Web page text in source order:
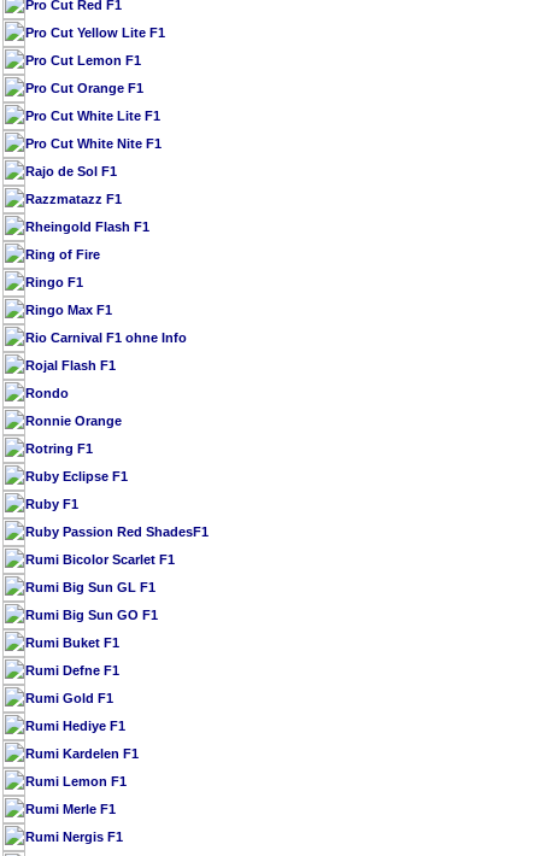
Pro Cut Red F1
Pro Cut Yellow Lite F1
Pro Cut Lemon F1
Pro Cut Orange F1
Pro Cut White Lite F1
Pro Cut White Nite F1
Rajo de Sol F1
Razzmatazz F1
Rheingold Flash F1
Ring of Fire
Ringo F1
Ringo Max F1
Rio Carnival F1 ohne Info
Rojal Flash F1
Rondo
Ronnie Orange
Rotring F1
Ruby Eclipse F1
Ruby F1
Ruby Passion Red ShadesF1
Rumi Bicolor Scarlet F1
Rumi Big Sun GL F1
Rumi Big Sun GO F1
Rumi Buket F1
Rumi Defne F1
Rumi Gold F1
Rumi Hediye F1
Rumi Kardelen F1
Rumi Lemon F1
Rumi Merle F1
Rumi Nergis F1